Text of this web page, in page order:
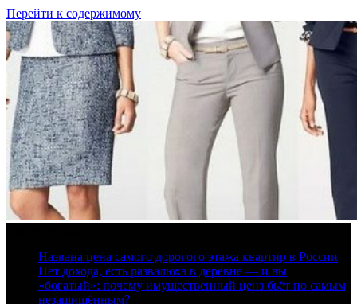
Перейти к содержимому
Названа цена самого дорогого этажа квартир в России
Нет дохода, есть развалюха в деревне — и вы
«богатый»: почему имущественный ценз бьёт по самым
незащищённым?